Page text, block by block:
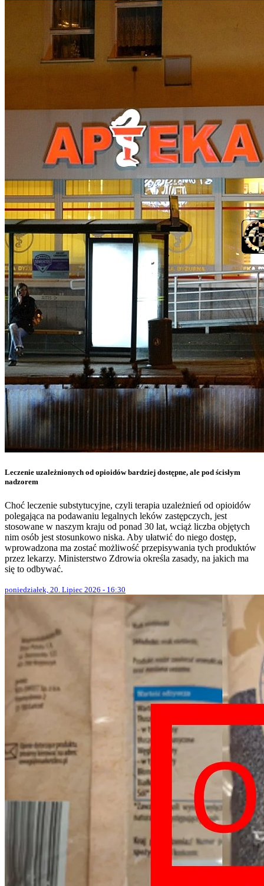
Leczenie uzależnionych od opioidów bardziej dostępne, ale pod ścisłym
nadzorem
Choć leczenie substytucyjne, czyli terapia uzależnień od opioidów
polegająca na podawaniu legalnych leków zastępczych, jest
stosowane w naszym kraju od ponad 30 lat, wciąż liczba objętych
nim osób jest stosunkowo niska. Aby ułatwić do niego dostęp,
wprowadzona ma zostać możliwość przepisywania tych produktów
przez lekarzy. Ministerstwo Zdrowia określa zasady, na jakich ma
się to odbywać.
poniedziałek, 20. Lipiec 2026 - 16:30